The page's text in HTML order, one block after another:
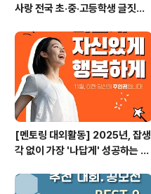
사랑 전국 초·중·고등학생 글짓기
[멘토링 대외활동] 2025년, 잡생
각 없이 가장 '나답게' 성공하는 법